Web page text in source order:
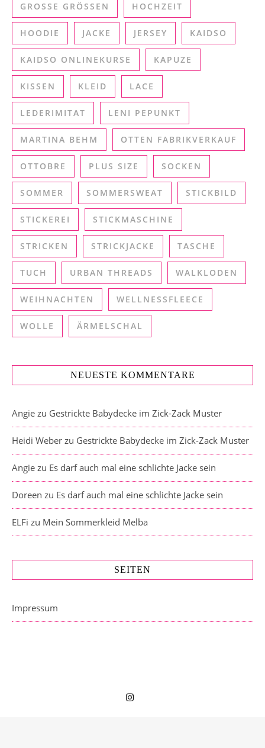
GROSSE GRÖSSEN HOCHZEIT
HOODIE JACKE JERSEY KAIDSO
KAIDSO ONLINEKURSE KAPUZE
KISSEN KLEID LACE
LEDERIMITAT LENI PEPUNKT
MARTINA BEHM OTTEN FABRIKVERKAUF
OTTOBRE PLUS SIZE SOCKEN
SOMMER SOMMERSWEAT STICKBILD
STICKEREI STICKMASCHINE
STRICKEN STRICKJACKE TASCHE
TUCH URBAN THREADS WALKLODEN
WEIHNACHTEN WELLNESSFLEECE
WOLLE ÄRMELSCHAL
NEUESTE KOMMENTARE
Angie zu Gestrickte Babydecke im Zick-Zack Muster
Heidi Weber zu Gestrickte Babydecke im Zick-Zack Muster
Angie zu Es darf auch mal eine schlichte Jacke sein
Doreen zu Es darf auch mal eine schlichte Jacke sein
ELFi zu Mein Sommerkleid Melba
SEITEN
Impressum